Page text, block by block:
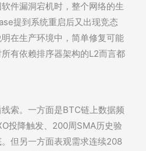
件漏洞宕机时，整个网络的生
提到系统重启后又出现竞态
在生产环境中，简单修复可能
有依赖排序器架构的L2而言都
索。一方面是BTC链上数据频
投降触发、200周SMA历史验
但另一方面表观需求连续208